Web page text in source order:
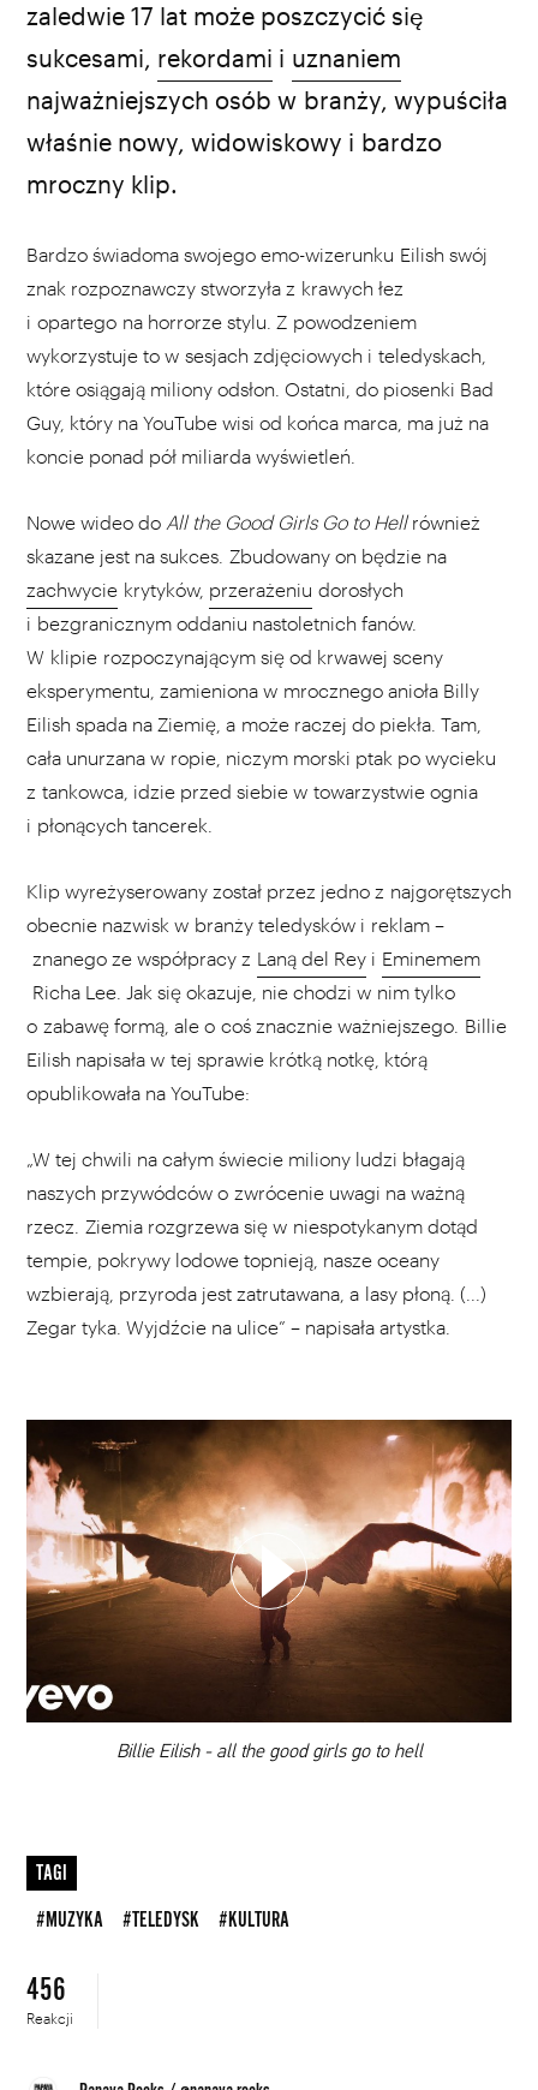
zaledwie 17 lat może poszczycić się
sukcesami, rekordami i uznaniem
najważniejszych osób w branży, wypuściła
właśnie nowy, widowiskowy i bardzo
mroczny klip.
Bardzo świadoma swojego emo-wizerunku Eilish swój
znak rozpoznawczy stworzyła z krawych łez
i opartego na horrorze stylu. Z powodzeniem
wykorzystuje to w sesjach zdjęciowych i teledyskach,
które osiągają miliony odsłon. Ostatni, do piosenki Bad
Guy, który na YouTube wisi od końca marca, ma już na
koncie ponad pół miliarda wyświetleń.
Nowe wideo do All the Good Girls Go to Hellrównież
skazane jest na sukces. Zbudowany on będzie na
zachwycie krytyków, przerażeniu dorosłych
i bezgranicznym oddaniu nastoletnich fanów.
W klipie rozpoczynającym się od krwawej sceny
eksperymentu, zamieniona w mrocznego anioła Billy
Eilish spada na Ziemię, a może raczej do piekła. Tam,
cała unurzana w ropie, niczym morski ptak po wycieku
z tankowca, idzie przed siebie w towarzystwie ognia
i płonących tancerek.
Klip wyreżyserowany został przez jedno z najgorętszych
obecnie nazwisk w branży teledysków i reklam –
znanego ze współpracy z Laną del Rey i Eminemem
Richa Lee. Jak się okazuje, nie chodzi w nim tylko
o zabawę formą, ale o coś znacznie ważniejszego. Billie
Eilish napisała w tej sprawie krótką notkę, którą
opublikowała na YouTube:
„W tej chwili na całym świecie miliony ludzi błagają
naszych przywódców o zwrócenie uwagi na ważną
rzecz. Ziemia rozgrzewa się w niespotykanym dotąd
tempie, pokrywy lodowe topnieją, nasze oceany
wzbierają, przyroda jest zatrutawana, a lasy płoną. (...)
Zegar tyka. Wyjdźcie na ulice” – napisała artystka.
00:00
Billie Eilish - all the good girls go to hell
WYBIERZ SWOJĄ PLAYLISTĘ
TAGI
#MUZYKA #TELEDYSK #KULTURA
456
Reakcji